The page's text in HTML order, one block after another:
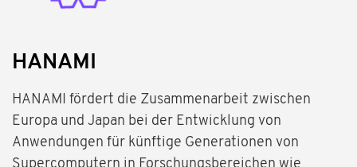
HANAMI
HANAMI fördert die Zusammenarbeit zwischen
Europa und Japan bei der Entwicklung von
Anwendungen für künftige Generationen von